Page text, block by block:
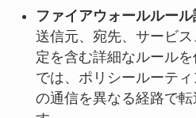
ファイアウォールルール
送信元、宛先、サービ
定を含む詳細なルール
では、ポリシールーテ
の通信を異なる経路で